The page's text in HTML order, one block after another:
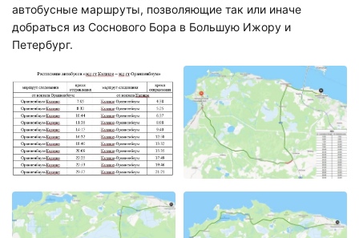
автобусные маршруты, позволяющие так или иначе
добраться из Соснового Бора в Большую Ижору и
Петербург.